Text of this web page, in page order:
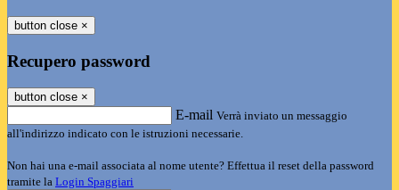
button close ×
Recupero password
button close ×
E-mail Verrà inviato un messaggio
all'indirizzo indicato con le istruzioni necessarie.
Non hai una e-mail associata al nome utente? Effettua il reset della password
tramite la Login Spaggiari